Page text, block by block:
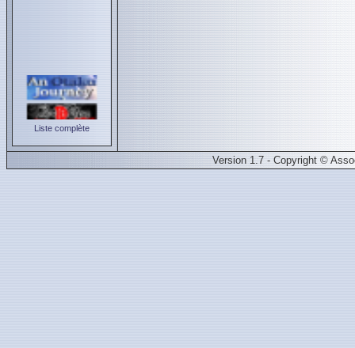
Liste complète
Version 1.7 - Copyright ©